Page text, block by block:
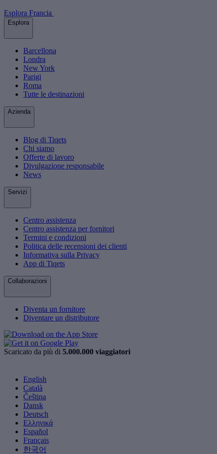
Esplora Francia
Esplora
Barcellona
Londra
New York
Parigi
Roma
Tutte le destinazioni
Azienda
Blog di Tiqets
Chi siamo
Offerte di lavoro
Divulgazione responsabile
News
Servizi
Centro assistenza
Centro assistenza per fornitori
Termini e condizioni
Politica delle recensioni dei clienti
Informativa sulla Privacy
App di Tiqets
Collaborazioni
Diventa un fornitore
Diventare un distributore
Scaricato da più di 5.000.000 viaggiatori
English
Català
Čeština
Dansk
Deutsch
Ελληνικά
Español
Français
한국어